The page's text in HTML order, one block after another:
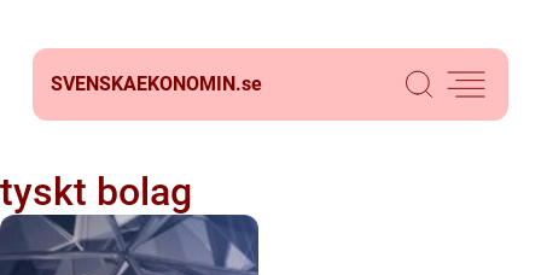
SVENSKAEKONOMIN.se
tyskt bolag